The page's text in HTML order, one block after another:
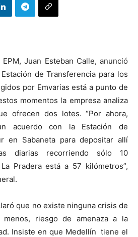
Juan Esteban Calle, anunció
de Transferencia para los
por Emvarias está a punto de
momentos la empresa analiza
ofrecen dos lotes. “Por ahora,
acuerdo con la Estación de
en Sabaneta para depositar allí
diarias recorriendo sólo 10
Pradera está a 57 kilómetros”,
que no existe ninguna crisis de
riesgo de amenaza a la
Insiste en que Medellín tiene el